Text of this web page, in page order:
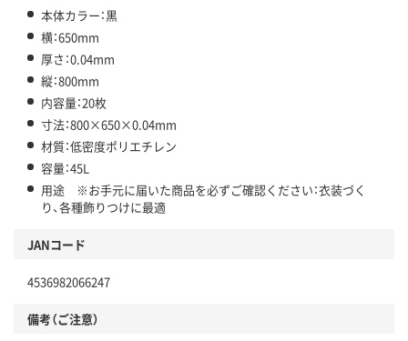
本体カラー：黒
横：650mm
厚さ：0.04mm
縦：800mm
内容量：20枚
寸法：800×650×0.04mm
材質：低密度ポリエチレン
容量：45L
用途 ※お手元に届いた商品を必ずご確認ください：衣装づく
り、各種飾りつけに最適
JANコード
4536982066247
備考（ご注意）